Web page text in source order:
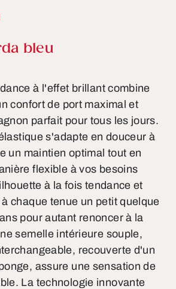
sur le produit
bleu
à l'effet brillant combine
confort de port maximal et
parfait pour tous les jours.
s'adapte en douceur à
un maintien optimal tout en
flexible à vos besoins
à la fois tendance et
chaque tenue un petit quelque
pour autant renoncer à la
semelle intérieure souple,
recouverte d'un
assure une sensation de
La technologie innovante